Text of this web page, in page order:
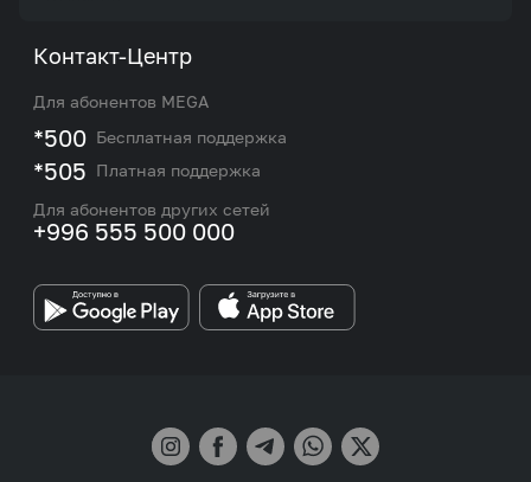
Роуминг и международные звонки
eSIM
Подбор номера
M2M
Контакты сотрудников отдела по работе с
корпоративными и VIP клиентами
О нас
Новости
Карта покрытия сети и центров обслуживания
Работа в MEGA
Бренд MEGA
Контакт-Центр
Для абонентов MEGA
*500 Бесплатная поддержка
*505 Платная поддержка
Для абонентов других сетей
+996 555 500 000